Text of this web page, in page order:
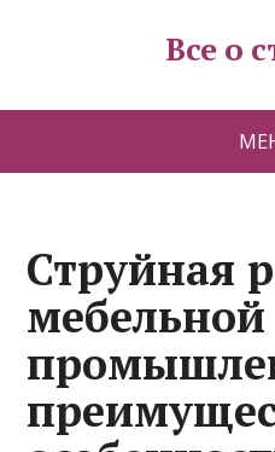
Все о
Струйная
мебельной